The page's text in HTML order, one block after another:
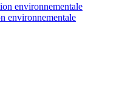
environnementale
environnementale